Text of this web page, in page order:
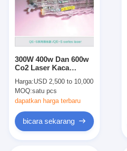
300W 400w Dan 600w
Co2 Laser Kaca
Series Untuk Domestik
Laser Equipment
Harga:USD 2,500 to 10,000
MOQ:satu pcs
dapatkan harga terbaru
bicara sekarang